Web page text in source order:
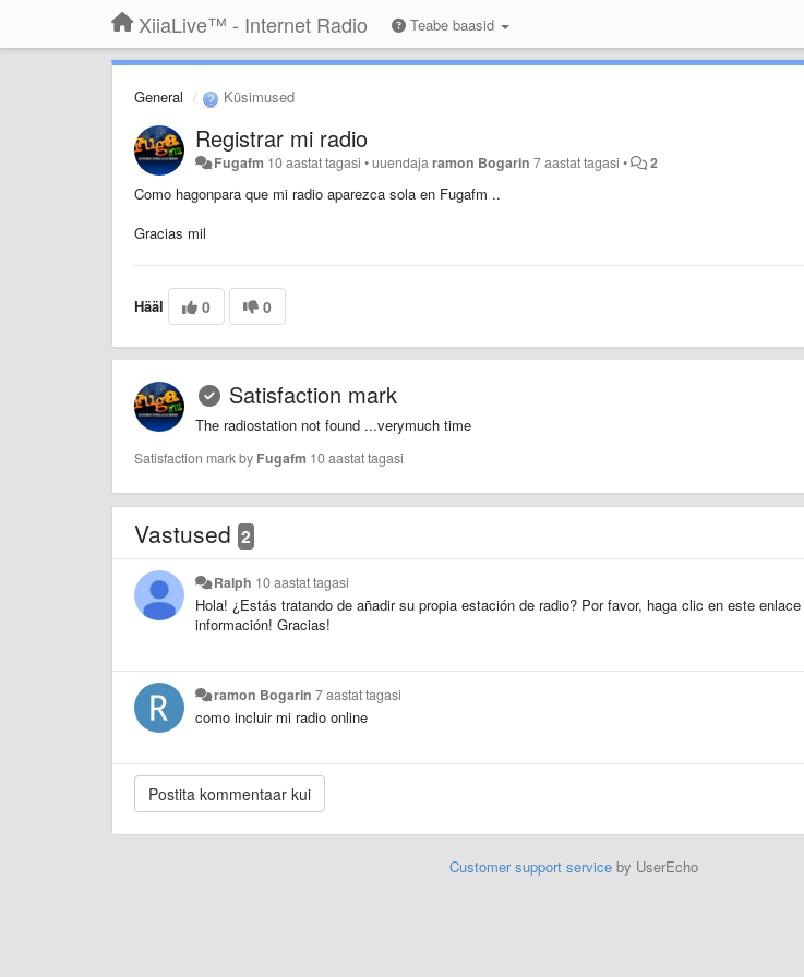
XiiaLive™ - Internet Radio Teabe baasid
General Küsimused
Registrar mi radio
Fugafm 10 aastat tagasi •uuendajaramon Bogarin 7 aastat tagasi • 2
Como hagonpara que mi radio aparezca sola en Fugafm ..
Gracias mil
Hääl 0 0
Satisfaction mark
The radiostation not found ...verymuch time
Satisfaction mark by Fugafm 10 aastat tagasi
Vastused 2
Ralph 10 aastat tagasi
Hola! ¿Estás tratando de añadir su propia estación de radio? Por favor, haga clic en este enlace
información! Gracias!
ramon Bogarin 7 aastat tagasi
como incluir mi radio online
Customer support serviceby UserEcho